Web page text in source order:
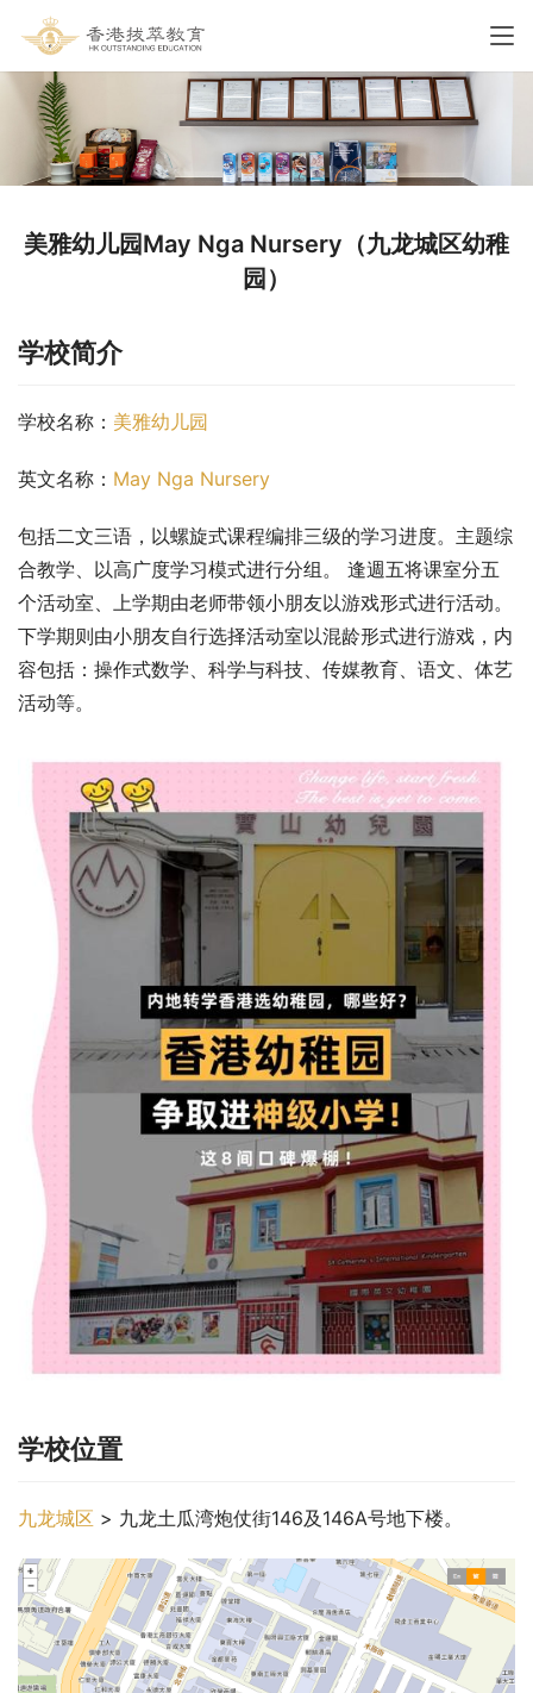
美雅幼儿园May Nga Nursery（九龙城区幼稚
园）
学校简介
学校名称： 美雅幼儿园
英文名称： May Nga Nursery
包括二文三语，以螺旋式课程编排三级的学习进度。主题综
合教学、以高广度学习模式进行分组。 逢週五将课室分五
个活动室、上学期由老师带领小朋友以游戏形式进行活动。
下学期则由小朋友自行选择活动室以混龄形式进行游戏，内
容包括：操作式数学、科学与科技、传媒教育、语文、体艺
活动等。
学校位置
九龙城区 > 九龙土瓜湾炮仗街146及146A号地下楼。